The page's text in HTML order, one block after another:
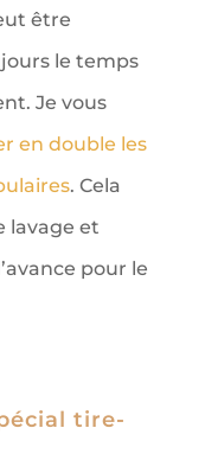
être
le temps
Je vous
en double les
. Cela
lavage et
pour le
tire-